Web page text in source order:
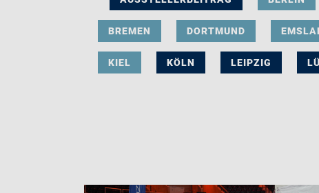
BREMEN DORTMUND
KIEL KÖLN LEIPZIG